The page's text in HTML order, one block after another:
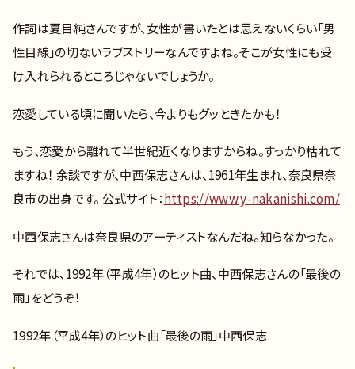
作詞は夏目純さんですが、女性が書いたとは思えないくらい「男
性目線」の切ないラブストリーなんですよね。そこが女性にも受
け入れられるところじゃないでしょうか。
恋愛している頃に聞いたら、今よりもグッときたかも！
もう、恋愛から離れて半世紀近くなりますからね。すっかり枯れて
ますね！ 余談ですが、中西保志さんは、1961年生まれ、奈良県奈
良市の出身です。 公式サイト：https://www.y-nakanishi.com/
中西保志さんは奈良県のアーティストなんだね。知らなかった。
それでは、1992年（平成4年）のヒット曲、中西保志さんの「最後の
雨」をどうぞ！
1992年（平成4年）のヒット曲「最後の雨」中西保志